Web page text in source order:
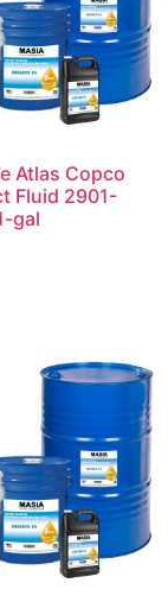
Atlas Copco
Fluid 2901-
gal